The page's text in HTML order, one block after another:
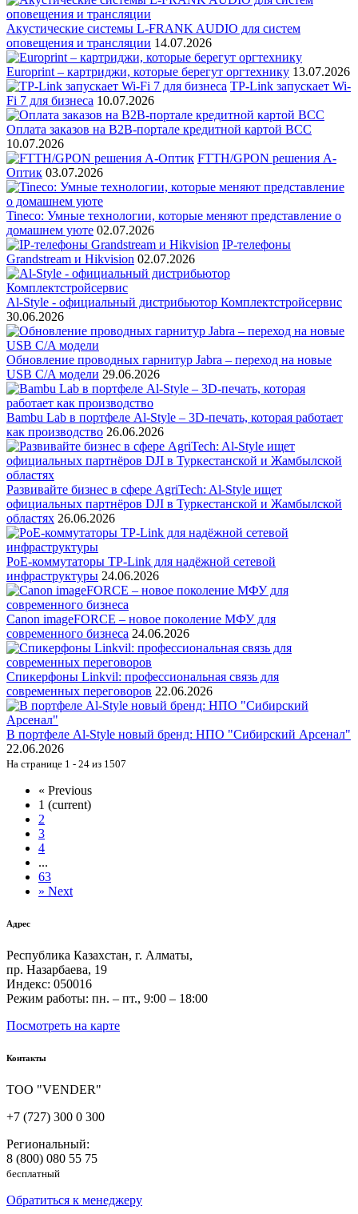
Акустические системы L-FRANK AUDIO для систем
оповещения и трансляции 14.07.2026
Europrint – картриджи, которые берегут оргтехнику 13.07.2026
TP-Link запускает Wi-
Fi 7 для бизнеса 10.07.2026
Оплата заказов на B2B-портале кредитной картой BCC
10.07.2026
FTTH/GPON решения А-
Оптик 03.07.2026
Tineco: Умные технологии, которые меняют представление о
домашнем уюте 02.07.2026
IP-телефоны
Grandstream и Hikvision 02.07.2026
Al-Style - официальный дистрибьютор Комплектстройсервис
30.06.2026
Обновление проводных гарнитур Jabra – переход на новые
USB C/A модели 29.06.2026
Bambu Lab в портфеле Al-Style – 3D-печать, которая работает
как производство 26.06.2026
Развивайте бизнес в сфере AgriTech: Al-Style ищет
официальных партнёров DJI в Туркестанской и Жамбылской
областях 26.06.2026
PoE-коммутаторы TP-Link для надёжной сетевой
инфраструктуры 24.06.2026
Canon imageFORCE – новое поколение МФУ для
современного бизнеса 24.06.2026
Спикерфоны Linkvil: профессиональная связь для
современных переговоров 22.06.2026
В портфеле Al-Style новый бренд: НПО "Сибирский Арсенал"
22.06.2026
На странице 1 - 24 из 1507
« Previous
1 (current)
2
3
4
...
63
» Next
Адрес
Республика Казахстан, г. Алматы,
пр. Назарбаева, 19
Индекс: 050016
Режим работы: пн. – пт., 9:00 – 18:00
Посмотреть на карте
Контакты
ТОО "VENDER"
+7 (727) 300 0 300
Региональный:
8 (800) 080 55 75
бесплатный
Обратиться к менеджеру